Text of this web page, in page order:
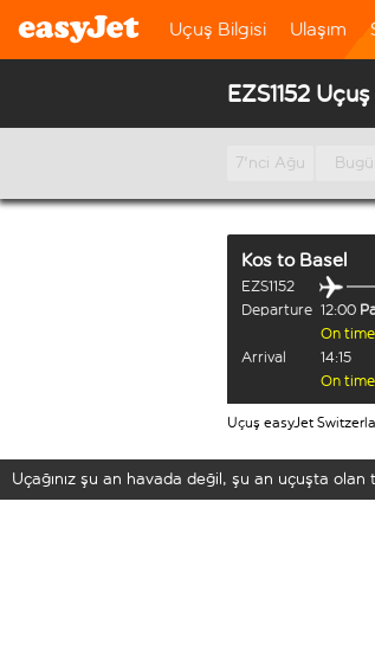
Uçuş Bilgisi Ulaşım
EZS1152
7'nci Ağu
Kos to Basel
EZS1152
Departure 12:00
On time
Arrival
14:15
On time
Uçuş easyJet
Uçağınız şu an havada değil, şu an uçuşta